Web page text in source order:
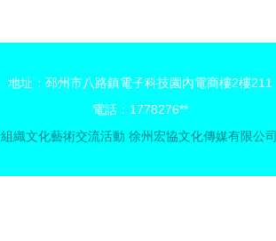
地址：邳州市八路鎮電子科技園內電商樓2樓211
電話：1778276**
組織文化藝術交流活動 徐州宏協文化傳媒有限公司